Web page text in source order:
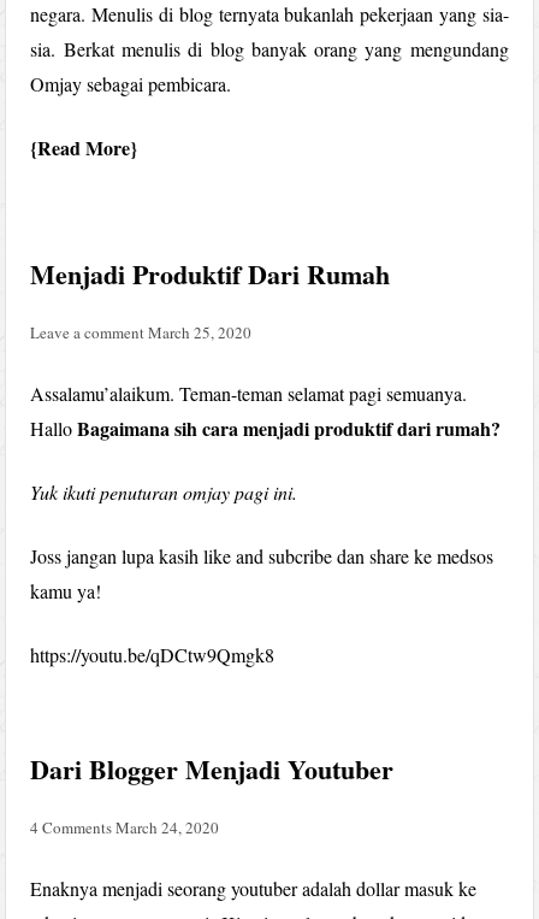
negara. Menulis di blog ternyata bukanlah pekerjaan yang sia-
sia. Berkat menulis di blog banyak orang yang mengundang
Omjay sebagai pembicara.
Read More
Menjadi Produktif Dari Rumah
Leave a commentMarch 25, 2020
Assalamu’alaikum. Teman-teman selamat pagi semuanya.
HalloBagaimana sih cara menjadi produktif dari rumah?
Yuk ikuti penuturan omjay pagi ini.
Joss jangan lupa kasih like and subcribe dan share ke medsos
kamu ya!
https://youtu.be/qDCtw9Qmgk8
Dari Blogger Menjadi Youtuber
4 CommentsMarch 24, 2020
Enaknya menjadi seorang youtuber adalah dollar masuk ke